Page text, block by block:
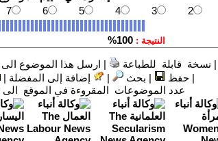
| نسخة قابلة للطباعة | ارسل هذا الموضوع
|حفظ | بحث | إضافة إلى المفضلة |
عدد الموضوعات المقروءة في الموقع الى